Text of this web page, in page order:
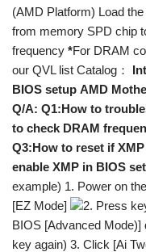
(AMD Platform) Load
from memory SPD chip
frequency *For DRAM
our QVL list Catalog：
BIOS setup AMD
Q/A: Q1:How to
to check DRAM
Q3:How to reset if
enable XMP in BIOS
example) 1. Power on
[EZ Mode]
2. Press
BIOS [Advanced Mode)]
key again) 3. Click [Ai